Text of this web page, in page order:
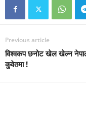
Previous article
विश्वकप छनोट खेल खेल्न
कुवेतमा !